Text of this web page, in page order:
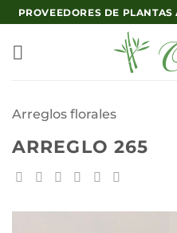
Saltar
al
contenido
PROVEEDORES DE
Arreglos florales
ARREGLO 265